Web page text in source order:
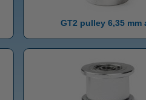
GT2 pulley 6,35 mm